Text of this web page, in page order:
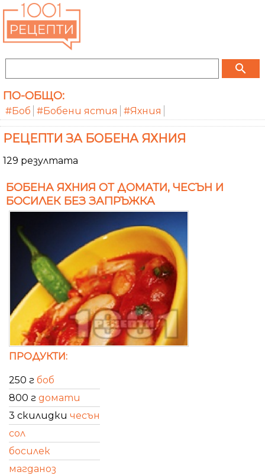
search
ПО-ОБЩО:
#Боб #Бобени ястия #Яхния
РЕЦЕПТИ ЗА БОБЕНА ЯХНИЯ
129 резултата
БОБЕНА ЯХНИЯ ОТ ДОМАТИ, ЧЕСЪН И
БОСИЛЕК БЕЗ ЗАПРЪЖКА
ПРОДУКТИ:
250 г боб
800 г домати
3 скилидки чесън
сол
босилек
магданоз